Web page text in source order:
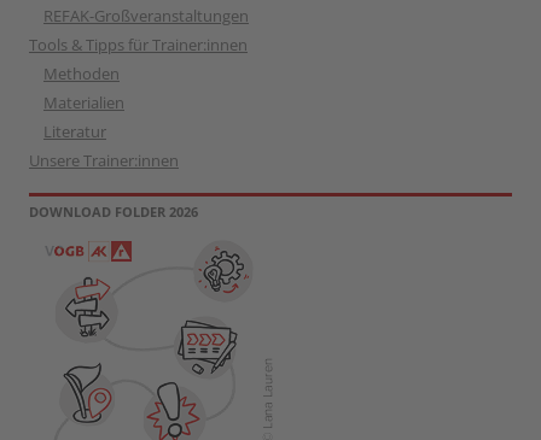
REFAK-Großveranstaltungen
Tools & Tipps für Trainer:innen
Methoden
Materialien
Literatur
Unsere Trainer:innen
DOWNLOAD FOLDER 2026